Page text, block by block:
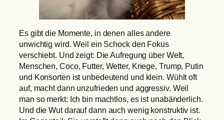
Es gibt die Momente, in denen alles andere
unwichtig wird. Weil ein Schock den Fokus
verschiebt. Und zeigt: Die Aufregung über Welt,
Menschen, Coco, Futter, Wetter, Kriege, Trump, Putin
und Konsorten ist unbedeutend und klein. Wühlt oft
auf, macht dann unzufrieden und aggressiv. Weil
man so merkt: Ich bin machtlos, es ist unabänderlich.
Und die Wut darauf dann auch wenig konstruktiv ist.